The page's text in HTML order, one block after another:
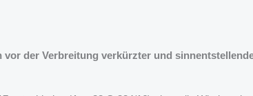
der Verbreitung verkürzter und